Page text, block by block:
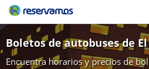
Boletos de autobuses de El
Encuentra horarios y precios de